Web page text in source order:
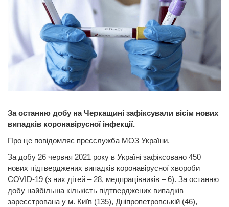
За останню добу на Черкащині зафіксували вісім нових
випадків коронавірусної інфекції.
Про це повідомляє пресслужба МОЗ України.
За добу 26 червня 2021 року в Україні зафіксовано 450
нових підтверджених випадків коронавірусної хвороби
COVID-19 (з них дітей – 28, медпрацівників – 6). За останню
добу найбільша кількість підтверджених випадків
зареєстрована у м. Київ (135), Дніпропетровській (46),